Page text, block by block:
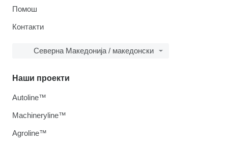
Помош
Контакти
Северна Македонија / македонски
Наши проекти
Autoline™
Machineryline™
Agroline™